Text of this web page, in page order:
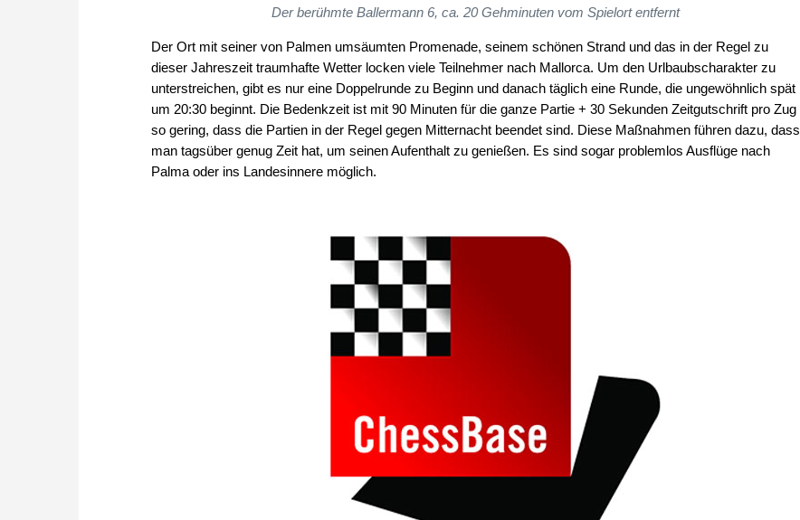
Der berühmte Ballermann 6, ca. 20 Gehminuten vom Spielort entfernt
Der Ort mit seiner von Palmen umsäumten Promenade, seinem schönen Strand und das in der Regel zu
dieser Jahreszeit traumhafte Wetter locken viele Teilnehmer nach Mallorca. Um den Urlbaubscharakter zu
unterstreichen, gibt es nur eine Doppelrunde zu Beginn und danach täglich eine Runde, die ungewöhnlich spät
um 20:30 beginnt. Die Bedenkzeit ist mit 90 Minuten für die ganze Partie + 30 Sekunden Zeitgutschrift pro Zug
so gering, dass die Partien in der Regel gegen Mitternacht beendet sind. Diese Maßnahmen führen dazu, dass
man tagsüber genug Zeit hat, um seinen Aufenthalt zu genießen. Es sind sogar problemlos Ausflüge nach
Palma oder ins Landesinnere möglich.